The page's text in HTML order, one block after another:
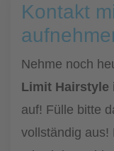
Kontakt
Nehme noch
Limit Hairstyle
auf! Fülle bitte
vollständig aus!